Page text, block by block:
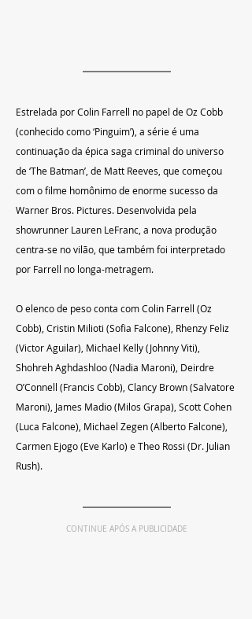
Estrelada por Colin Farrell no papel de Oz Cobb
(conhecido como ‘Pinguim’), a série é uma
continuação da épica saga criminal do universo
de ‘The Batman’, de Matt Reeves, que começou
com o filme homônimo de enorme sucesso da
Warner Bros. Pictures. Desenvolvida pela
showrunner Lauren LeFranc, a nova produção
centra-se no vilão, que também foi interpretado
por Farrell no longa-metragem.
O elenco de peso conta com Colin Farrell (Oz
Cobb), Cristin Milioti (Sofia Falcone), Rhenzy Feliz
(Victor Aguilar), Michael Kelly (Johnny Viti),
Shohreh Aghdashloo (Nadia Maroni), Deirdre
O’Connell (Francis Cobb), Clancy Brown (Salvatore
Maroni), James Madio (Milos Grapa), Scott Cohen
(Luca Falcone), Michael Zegen (Alberto Falcone),
Carmen Ejogo (Eve Karlo) e Theo Rossi (Dr. Julian
Rush).
CONTINUE APÓS A PUBLICIDADE